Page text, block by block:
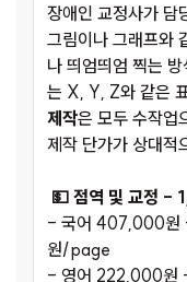
장애인 교정사가 담
그림이나 그래프와
나 띄엄띄엄 찍는
는 X, Y, Z와 같은
제작은 모두 수작업
제작 단가가 상대적
💵 점역 및 교정 -
- 국어 407,000원
원/page
- 영어 222,000원